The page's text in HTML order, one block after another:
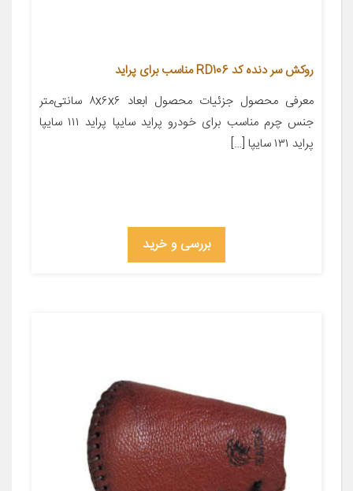
روکش سر دنده کد RD106 مناسب برای پراید
معرفی محصول جزئیات محصول ابعاد ۸x۶x۶ سانتی‌متر
جنس چرم مناسب برای خودرو پراید سایپا پراید ۱۱۱ سایپا
پراید ۱۳۱ سایپا […]
بررسی و خرید